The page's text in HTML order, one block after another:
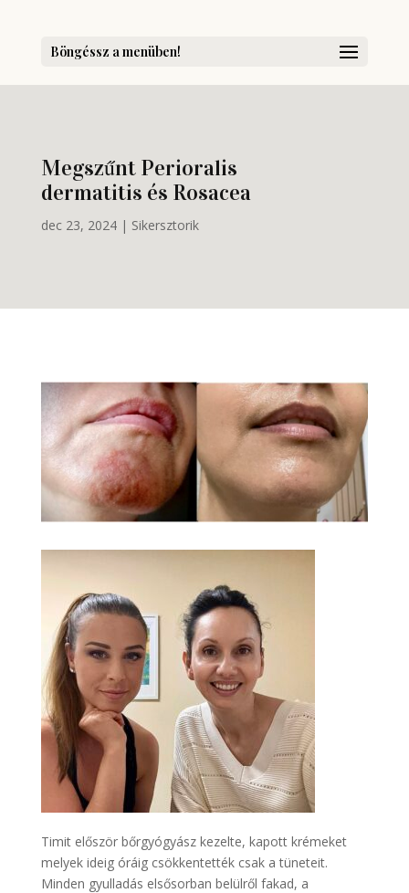
Böngéssz a menüben!
Megszűnt Perioralis
dermatitis és Rosacea
dec 23, 2024| Sikersztorik
Timit először bőrgyógyász kezelte, kapott krémeket
melyek ideig óráig csökkentették csak a tüneteit.
Minden gyulladás elsősorban belülről fakad, a